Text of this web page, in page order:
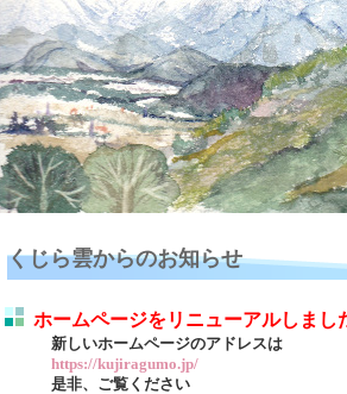
くじら雲からのお知らせ
ホームページをリニューアルしまし
新しいホームページのアドレスは
https://kujiragumo.jp/
是非、ご覧ください